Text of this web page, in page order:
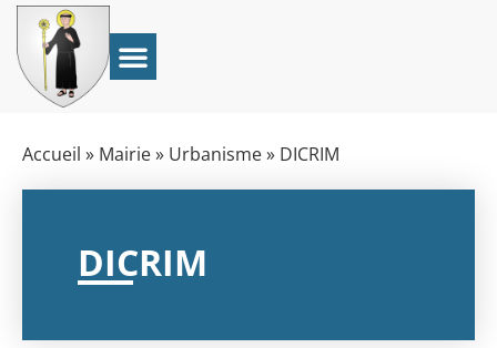
Accueil » Mairie» Urbanisme» DICRIM
DICRIM